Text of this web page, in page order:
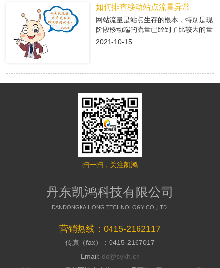
导进入推行型网站中，使用推行型网站
有的优势，转化成客户; 二、丹东
网站制作是怎么挑选专业的搭站公司
背后都是一个高额的订单，假如不能做
到询盘转化，那意味着网络推行是失败
的，所以要明白的了解搭站公司的策划
才干; 2、看搭站公司的美工规划才
干 美工的才干决议推行型网站留
给用户的形象，如今的消费者不缺少内
容，缺少的是视觉，如今市面上的网站
都是千人一面的，当访客户，发现一个
公司的形象，情不自禁的即是深化浏
览，招引用户，提高方针客户对公司的
好感; 3、看搭站公司的搭站才干
系，如今市面上很多的建站公司都是仿
制别人的，可以把外观做到相似，可是
后台系能却相差万里，很多的仿站的建
如何排查移动站点流量异常
网站流量是站点生存的根本，特别是现
阶段移动端的流量已经到了比较大的量
级。移动端网站有流量了，每天就会有
深专家们向大家介绍了移动端流量异常
的解决方案。 什么是移动端流量
异常? 移动端流量异常可以通过平
台两个渠道数据判断： 1、 站长平
台流量与关键词的工具 2、 移动适
配中的移动适配状态曲线图 这两
个地方如果出现流量突然间下降50%以
上，且持续性降低，四五天后流量没有
明显涨幅的。 移动端的排查流程
如果出现上述现象，建议大家按照
下面流程图进行排查 索引量下降
常见原因及解决方案
id=331 站点流量异常追查文档
http://zhanzhang.baidu.com/college/
id=221 纯移动站、代码适配，自
适应与跳转适配有些不同，所以根据站
2021-10-15
扫一扫，关注凯鸿
丹东凯鸿科技有限公司
DANDONGKAIHONG TECHNOLOGY CO.,LTD.
营销热线：0415-2162117
传真（fax）：0415-2167017
Email: dd@sykh.cn